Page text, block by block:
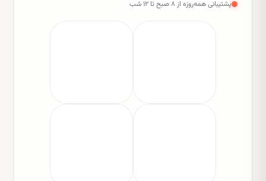
پشتیبانی همه‌روزه از ۸ صبح تا ۱۲ شب